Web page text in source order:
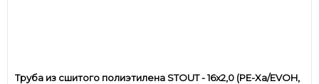
Труба из сшитого полиэтилена STOUT - 16x2,0 (PE-Xa/EVOH,